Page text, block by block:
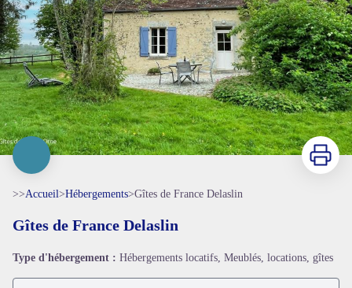
Imprimer
>>Accueil>Hébergements>Gîtes de France Delaslin
Gîtes de France Delaslin
Type d'hébergement : Hébergements locatifs, Meublés, locations, gîtes